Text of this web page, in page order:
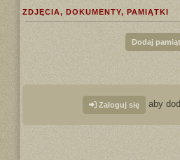
ZDJĘCIA, DOKUMENTY, PAMIĄTKI
Dodaj
Zaloguj się aby